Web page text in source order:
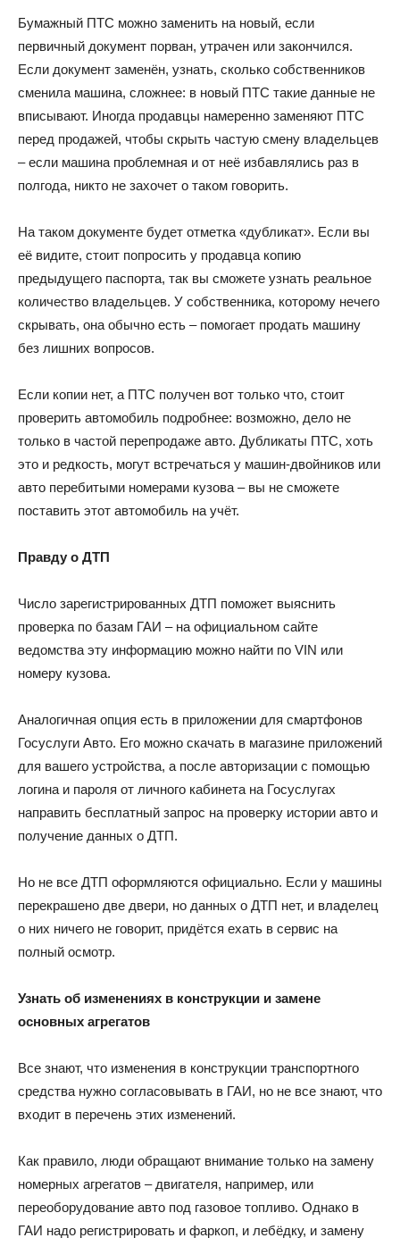
Бумажный ПТС можно заменить на новый, если
первичный документ порван, утрачен или закончился.
Если документ заменён, узнать, сколько собственников
сменила машина, сложнее: в новый ПТС такие данные не
вписывают. Иногда продавцы намеренно заменяют ПТС
перед продажей, чтобы скрыть частую смену владельцев
– если машина проблемная и от неё избавлялись раз в
полгода, никто не захочет о таком говорить.
На таком документе будет отметка «дубликат». Если вы
её видите, стоит попросить у продавца копию
предыдущего паспорта, так вы сможете узнать реальное
количество владельцев. У собственника, которому нечего
скрывать, она обычно есть – помогает продать машину
без лишних вопросов.
Если копии нет, а ПТС получен вот только что, стоит
проверить автомобиль подробнее: возможно, дело не
только в частой перепродаже авто. Дубликаты ПТС, хоть
это и редкость, могут встречаться у машин-двойников или
авто перебитыми номерами кузова – вы не сможете
поставить этот автомобиль на учёт.
Правду о ДТП
Число зарегистрированных ДТП поможет выяснить
проверка по базам ГАИ – на официальном сайте
ведомства эту информацию можно найти по VIN или
номеру кузова.
Аналогичная опция есть в приложении для смартфонов
Госуслуги Авто. Его можно скачать в магазине приложений
для вашего устройства, а после авторизации с помощью
логина и пароля от личного кабинета на Госуслугах
направить бесплатный запрос на проверку истории авто и
получение данных о ДТП.
Но не все ДТП оформляются официально. Если у машины
перекрашено две двери, но данных о ДТП нет, и владелец
о них ничего не говорит, придётся ехать в сервис на
полный осмотр.
Узнать об изменениях в конструкции и замене
основных агрегатов
Все знают, что изменения в конструкции транспортного
средства нужно согласовывать в ГАИ, но не все знают, что
входит в перечень этих изменений.
Как правило, люди обращают внимание только на замену
номерных агрегатов – двигателя, например, или
переоборудование авто под газовое топливо. Однако в
ГАИ надо регистрировать и фаркоп, и лебёдку, и замену